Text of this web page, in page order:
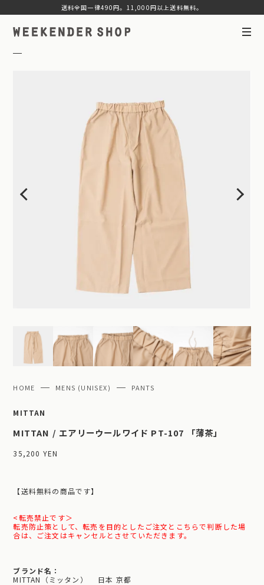
HOME MENS (UNISEX) PANTS
MITTAN
MITTAN / エアリーウールワイド PT-107 「薄茶」
35,200 YEN
【送料無料の商品です】
<転売禁止です＞
転売防止策として、転売を目的としたご注文とこちらで判断した場
合は、ご注文はキャンセルとさせていただきます。
ブランド名：
MITTAN（ミッタン） 日本 京都
送料全国一律490円。11,000円以上送料無料。